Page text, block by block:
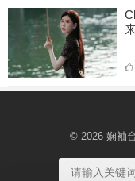
© 2026 娴袖